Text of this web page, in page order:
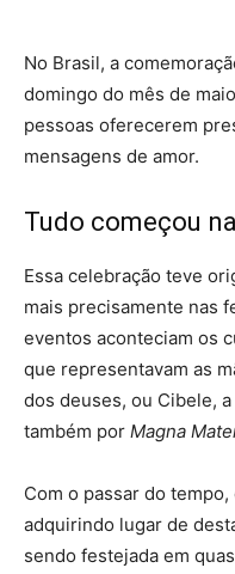
No Brasil, a
domingo do mês de
pessoas oferecerem
mensagens de amor.
Tudo começou
Essa celebração teve
mais precisamente nas
eventos aconteciam os
que representavam as
dos deuses, ou Cibele,
também por Magna
Com o passar do
adquirindo lugar de
sendo festejada em